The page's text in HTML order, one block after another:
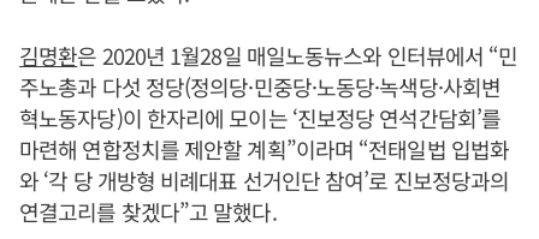
김명환은 2020년 1월28일 매일노동뉴스와 인터뷰에서 “민
주노총과 다섯 정당(정의당·민중당·노동당·녹색당·사회변
혁노동자당)이 한자리에 모이는 ‘진보정당 연석간담회’를
마련해 연합정치를 제안할 계획”이라며 “전태일법 입법화
와 ‘각 당 개방형 비례대표 선거인단 참여’로 진보정당과의
연결고리를 찾겠다”고 말했다.